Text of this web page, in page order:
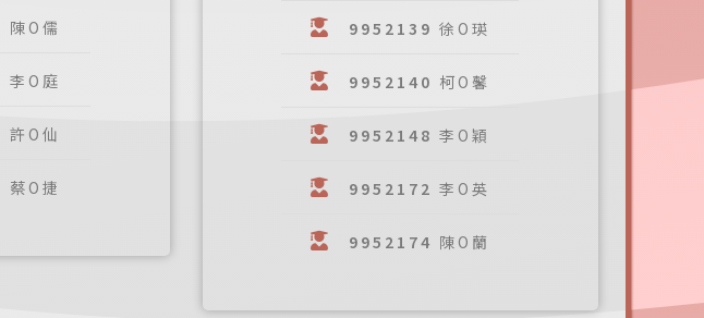
陳O儒
李O庭
許O仙
蔡O捷
9952139 徐O瑛
9952140 柯O馨
9952148 李O穎
9952172 李O英
9952174 陳O蘭